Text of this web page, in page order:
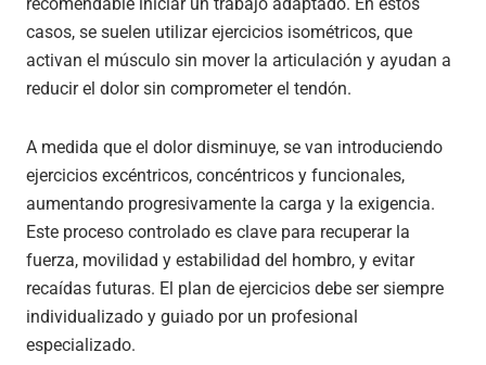
casos, se suelen utilizar ejercicios isométricos, que
activan el músculo sin mover la articulación y ayudan a
reducir el dolor sin comprometer el tendón.
A medida que el dolor disminuye, se van introduciendo
ejercicios excéntricos, concéntricos y funcionales,
aumentando progresivamente la carga y la exigencia.
Este proceso controlado es clave para recuperar la
fuerza, movilidad y estabilidad del hombro, y evitar
recaídas futuras. El plan de ejercicios debe ser siempre
individualizado y guiado por un profesional
especializado.